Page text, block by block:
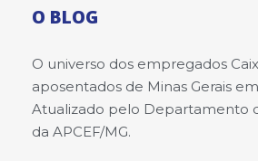
O BLOG
O universo dos empregados
aposentados de Minas Gerais
Atualizado pelo Departamento
da APCEF/MG.